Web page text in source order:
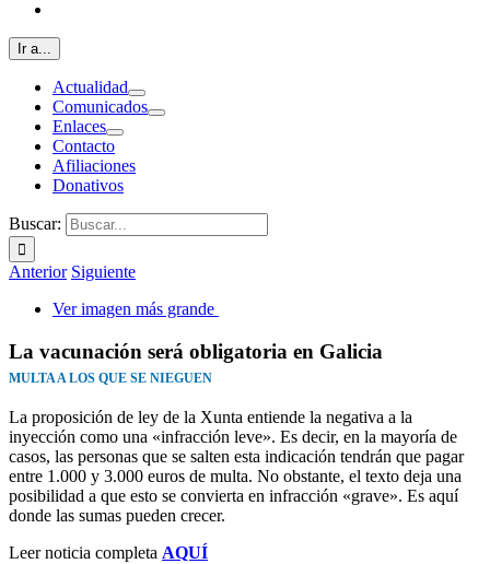
Ir a...
Actualidad
Comunicados
Enlaces
Contacto
Afiliaciones
Donativos
Buscar:
Anterior Siguiente
Ver imagen más grande
La vacunación será obligatoria en Galicia
MULTA A LOS QUE SE NIEGUEN
La proposición de ley de la Xunta entiende la negativa a la
inyección como una «infracción leve». Es decir, en la mayoría de
casos, las personas que se salten esta indicación tendrán que pagar
entre 1.000 y 3.000 euros de multa. No obstante, el texto deja una
posibilidad a que esto se convierta en infracción «grave». Es aquí
donde las sumas pueden crecer.
Leer noticia completa AQUÍ